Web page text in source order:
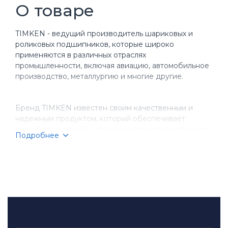
О товаре
TIMKEN - ведущий производитель шариковых и
роликовых подшипников, которые широко
применяются в различных отраслях
промышленности, включая авиацию, автомобильное
производство, металлургию и многие другие.
Бренд TIMKEN известен своим качественным и
надежным продуктом, который обеспечивает
оборудования. Компания имеет более чем
Подробнее